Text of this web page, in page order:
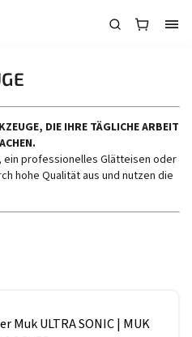
DIE IHRE TÄGLICHE ARBEIT
professionelles Glätteisen oder
hohe Qualität aus und nutzen die
Muk ULTRA SONIC| MUK